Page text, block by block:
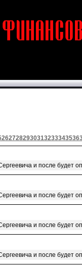
2627282930313233343536
и после будет
и после будет
и после будет
и после будет